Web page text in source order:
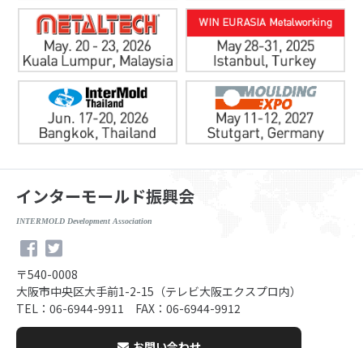
インターモールド振興会
INTERMOLD Development Association
〒540-0008
大阪市中央区大手前1-2-15（テレビ大阪エクスプロ内）
TEL：06-6944-9911 FAX：06-6944-9912